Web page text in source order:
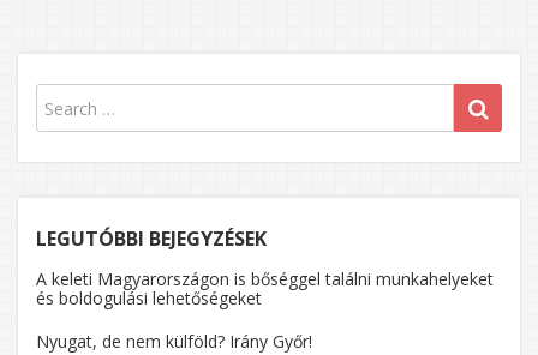
LEGUTÓBBI BEJEGYZÉSEK
A keleti Magyarországon is bőséggel találni munkahelyeket
és boldogulási lehetőségeket
Nyugat, de nem külföld? Irány Győr!